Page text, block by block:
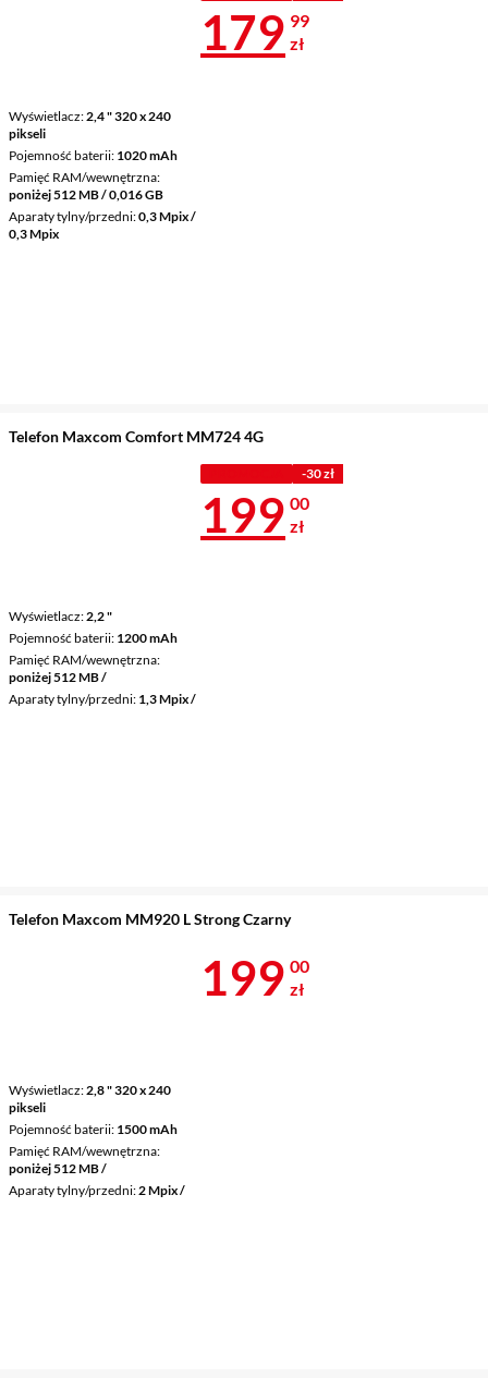
Wyświetlacz 2,4 " 320 x 240
pikseli
Pojemność baterii 1020 mAh
Pamięć RAM/wewnętrzna
poniżej 512 MB / 0,016 GB
Aparaty tylny/przedni 0,3 Mpix /
0,3 Mpix
Cena 179,99
179 99
zł
Telefon Maxcom Comfort MM724 4G
Wyświetlacz 2,2 "
Pojemność baterii 1200 mAh
Pamięć RAM/wewnętrzna
poniżej 512 MB /
Aparaty tylny/przedni 1,3 Mpix /
-30 zł
Cena 199 zł
199 00
zł
Telefon Maxcom MM920 L Strong Czarny
Wyświetlacz 2,8 " 320 x 240
pikseli
Pojemność baterii 1500 mAh
Pamięć RAM/wewnętrzna
poniżej 512 MB /
Aparaty tylny/przedni 2 Mpix /
Cena 199 zł
199 00
zł